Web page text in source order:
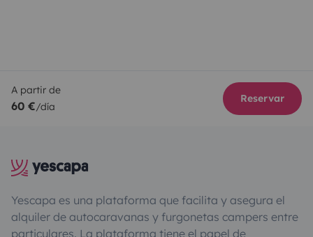
A partir de
60 €/día
Reservar
Yescapa es una plataforma que facilita y asegura el
alquiler de autocaravanas y furgonetas campers entre
particulares. La plataforma tiene el papel de